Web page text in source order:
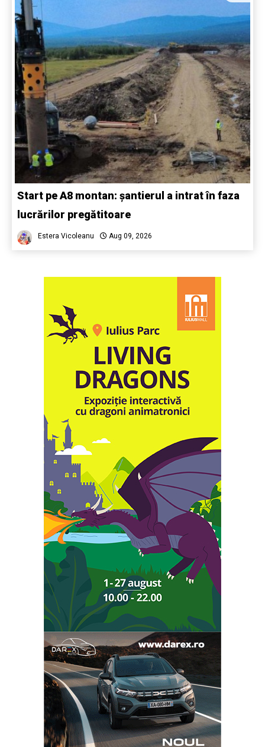
Start pe A8 montan: șantierul a intrat în faza
lucrărilor pregătitoare
Estera Vicoleanu Aug 09, 2026